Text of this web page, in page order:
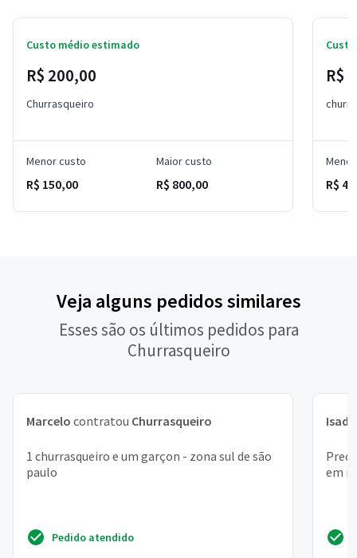
Custo médio estimado
R$ 200,00
Churrasqueiro
Menor custo
R$ 150,00
Maior custo
R$ 800,00
R$
R$
Veja alguns pedidos similares
Esses são os últimos pedidos para
Churrasqueiro
Marcelo contratou Churrasqueiro
1 churrasqueiro e um garçon - zona sul de são
paulo
Pedido atendido
em